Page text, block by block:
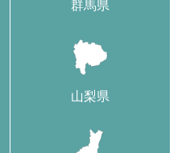
群馬県
山梨県